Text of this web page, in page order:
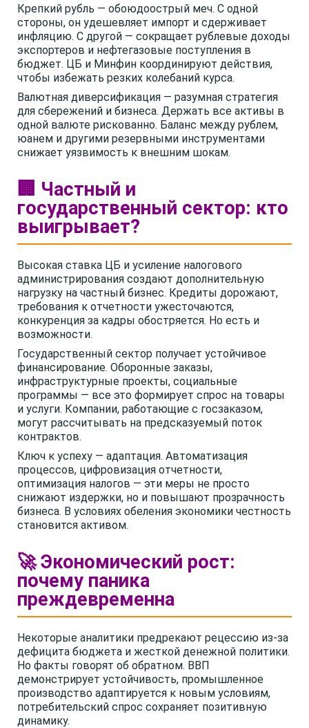
Крепкий рубль — обоюдоострый меч. С одной
стороны, он удешевляет импорт и сдерживает
инфляцию. С другой — сокращает рублевые доходы
экспортеров и нефтегазовые поступления в
бюджет. ЦБ и Минфин координируют действия,
чтобы избежать резких колебаний курса.
Валютная диверсификация — разумная стратегия
для сбережений и бизнеса. Держать все активы в
одной валюте рискованно. Баланс между рублем,
юанем и другими резервными инструментами
снижает уязвимость к внешним шокам.
🏢 Частный и
государственный сектор: кто
выигрывает?
Высокая ставка ЦБ и усиление налогового
администрирования создают дополнительную
нагрузку на частный бизнес. Кредиты дорожают,
требования к отчетности ужесточаются,
конкуренция за кадры обостряется. Но есть и
возможности.
Государственный сектор получает устойчивое
финансирование. Оборонные заказы,
инфраструктурные проекты, социальные
программы — все это формирует спрос на товары
и услуги. Компании, работающие с госзаказом,
могут рассчитывать на предсказуемый поток
контрактов.
Ключ к успеху — адаптация. Автоматизация
процессов, цифровизация отчетности,
оптимизация налогов — эти меры не просто
снижают издержки, но и повышают прозрачность
бизнеса. В условиях обеления экономики честность
становится активом.
🚀 Экономический рост:
почему паника
преждевременна
Некоторые аналитики предрекают рецессию из-за
дефицита бюджета и жесткой денежной политики.
Но факты говорят об обратном. ВВП
демонстрирует устойчивость, промышленное
производство адаптируется к новым условиям,
потребительский спрос сохраняет позитивную
динамику.